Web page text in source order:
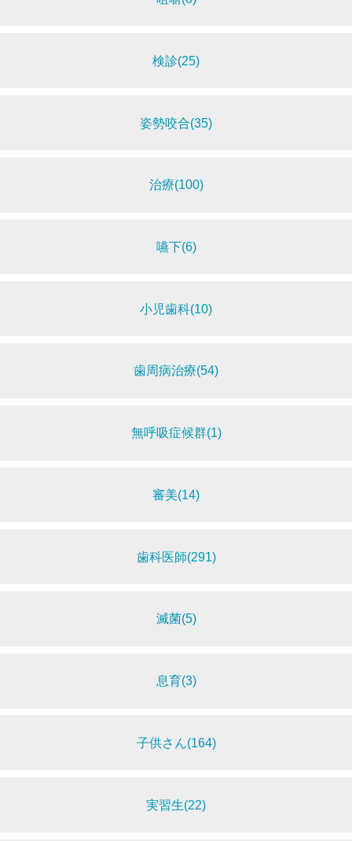
検診(25)
姿勢咬合(35)
治療(100)
嚥下(6)
小児歯科(10)
歯周病治療(54)
無呼吸症候群(1)
審美(14)
歯科医師(291)
滅菌(5)
息育(3)
子供さん(164)
実習生(22)